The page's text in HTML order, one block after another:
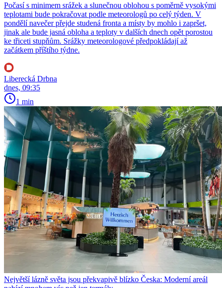
Počasí s minimem srážek a slunečnou oblohou s poměrně vysokými
teplotami bude pokračovat podle meteorologů po celý týden. V
pondělí navečer přejde studená fronta a místy by mohlo i zapršet,
jinak ale bude jasná obloha a teploty v dalších dnech opět porostou
ke třiceti stupňům. Srážky meteorologové předpokládají až
začátkem příštího týdne.
Liberecká Drbna
dnes, 09:35
1 min
Největší lázně světa jsou překvapivě blízko Česka: Moderní areál